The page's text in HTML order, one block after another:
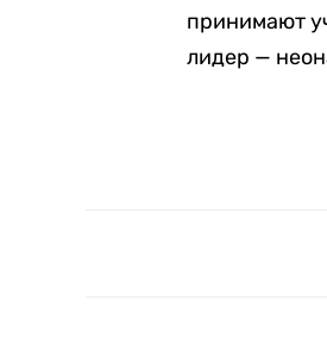
принимают
лидер —